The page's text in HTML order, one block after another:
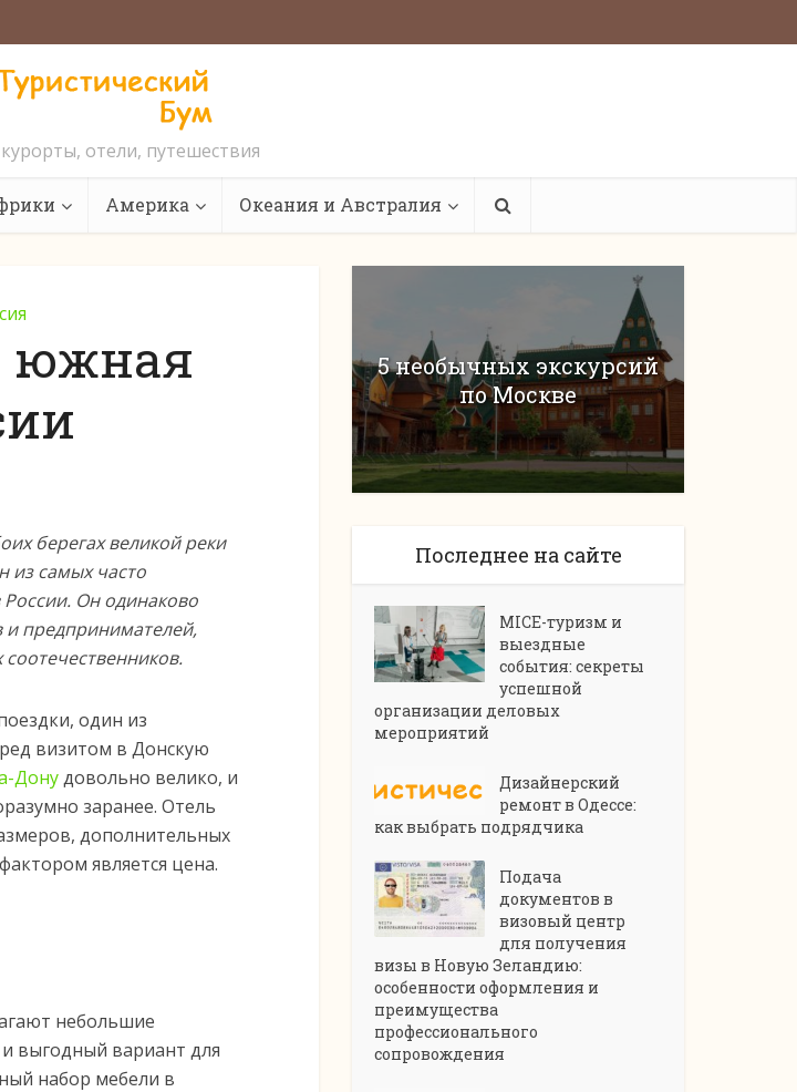
отели, путешествия
Америка Океания и Австралия
южная
берегах великой реки
из самых часто
Он одинаково
и предпринимателей,
один из
визитом в Донскую
Донудовольно велико, и
заранее. Отель
дополнительных
является цена.
небольшие
выгодный вариант для
набор мебели в
5 необычных экскурсий
по Москве
Последнее на сайте
MICE-туризм и
выездные
события: секреты
успешной
организации деловых
мероприятий
Дизайнерский
ремонт в Одессе:
как выбрать подрядчика
Подача
документов в
визовый центр
для получения
визы в Новую Зеландию:
особенности оформления и
преимущества
профессионального
сопровождения